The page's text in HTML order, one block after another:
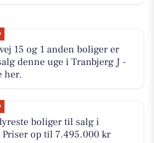
15 og 1 anden boliger er
denne uge i Tranbjerg J -
her.
boliger til salg i
Priser op til 7.495.000 kr